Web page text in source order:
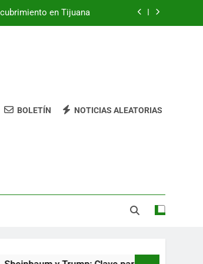
en Tijuana
enciende tu espíritu
en Tijuana
México y EE. UU.
BOLETÍN NOTICIAS ALEATORIAS